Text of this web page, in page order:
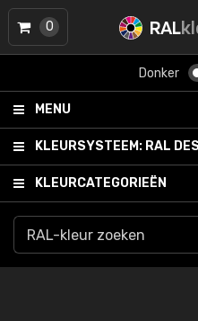
RAL
Donker
MENU
KLEURSYSTEEM: RAL
KLEURCATEGORIEËN
0